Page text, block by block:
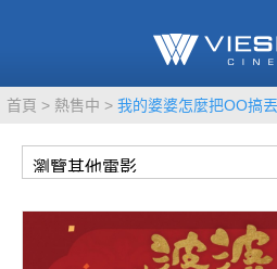
首頁 熱售中 我的婆婆怎麼把OO搞
TITAN SCREEN